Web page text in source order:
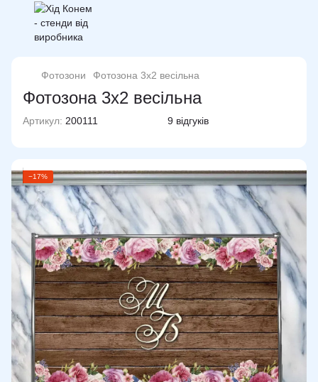
Фотозони Фотозона 3х2 весільна
Фотозона 3х2 весільна
Артикул: 200111 9 відгуків
−17%